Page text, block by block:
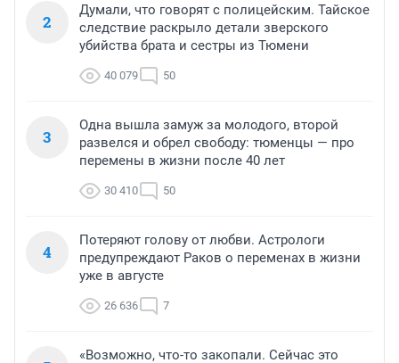
2
Думали, что говорят с полицейским. Тайское
следствие раскрыло детали зверского
убийства брата и сестры из Тюмени
40 079 50
3
Одна вышла замуж за молодого, второй
развелся и обрел свободу: тюменцы — про
перемены в жизни после 40 лет
30 410 50
4
Потеряют голову от любви. Астрологи
предупреждают Раков о переменах в жизни
уже в августе
26 636 7
«Возможно, что-то закопали. Сейчас это